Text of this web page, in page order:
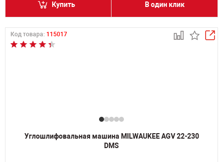
Купить В один клик
Код товара: 115017
Углошлифовальная машина MILWAUKEE AGV 22-230
DMS